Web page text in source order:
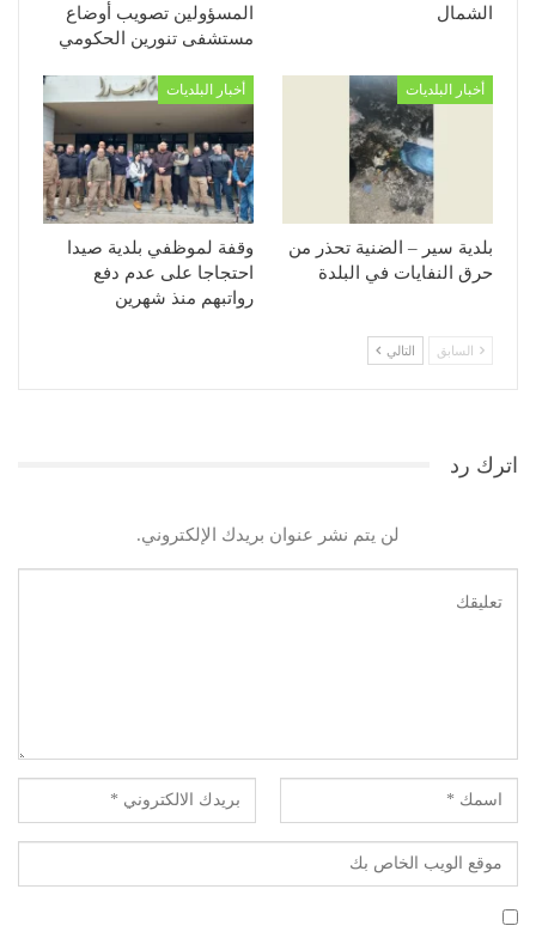
الشمال
المسؤولين تصويب أوضاع
مستشفى تنورين الحكومي
أخبار البلديات
بلدية سير – الضنية تحذر من
حرق النفايات في البلدة
أخبار البلديات
وقفة لموظفي بلدية صيدا
احتجاجا على عدم دفع
رواتبهم منذ شهرين
السابق التالي
اترك رد
لن يتم نشر عنوان بريدك الإلكتروني.